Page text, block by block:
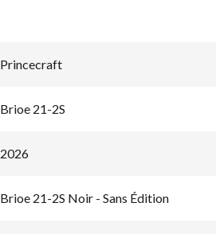
Princecraft
Brioe 21-2S
2026
Brioe 21-2S Noir - Sans Édition